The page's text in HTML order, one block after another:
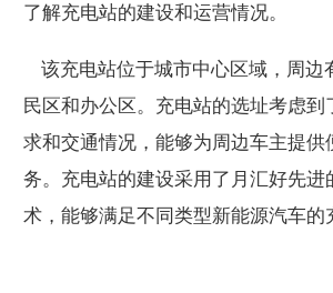
了解充电站的建设和运营情况。
该充电站位于城市中心区域，周边
民区和办公区。充电站的选址考虑到
求和交通情况，能够为周边车主提供
务。充电站的建设采用了月汇好先进
术，能够满足不同类型新能源汽车的